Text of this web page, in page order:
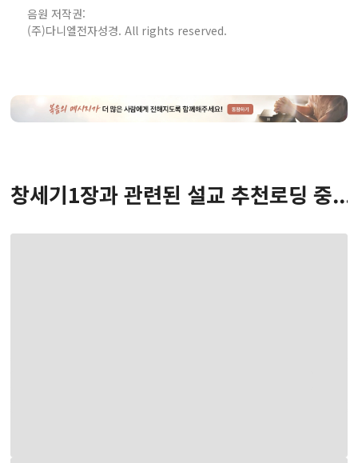
음원 저작권:
(주)다니엘전자성경. All rights reserved.
창세기1장과 관련된 설교 추천로딩 중...